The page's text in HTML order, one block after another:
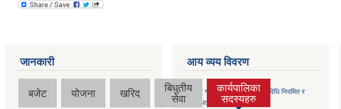
जानकारी
बजेट योजना खरिद
बिधुतीय
सेवा
कार्यपालिका
सदस्यहरु
(active tab)
आय व्यय विवरण
गुठिचौर गाउँपालिकाको आर्थिक कार्यविधि नियमित र
व्यवस्थित गर्न बनेको ऐन, २०७४